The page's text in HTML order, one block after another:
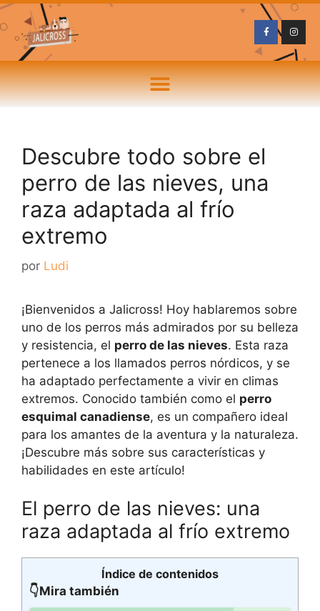
Descubre todo sobre el
perro de las nieves, una
raza adaptada al frío
extremo
por Ludi
¡Bienvenidos a Jalicross! Hoy hablaremos sobre
uno de los perros más admirados por su belleza
y resistencia, el perro de las nieves. Esta raza
pertenece a los llamados perros nórdicos, y se
ha adaptado perfectamente a vivir en climas
extremos. Conocido también como el perro
esquimal canadiense, es un compañero ideal
para los amantes de la aventura y la naturaleza.
¡Descubre más sobre sus características y
habilidades en este artículo!
El perro de las nieves: una
raza adaptada al frío extremo
Índice de contenidos
👇Mira también